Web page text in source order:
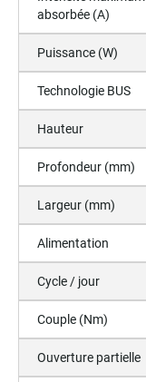
absorbée (A)
Puissance (W)
Technologie BUS
Hauteur
Profondeur (mm)
Largeur (mm)
Alimentation
Cycle / jour
Couple (Nm)
Ouverture partielle